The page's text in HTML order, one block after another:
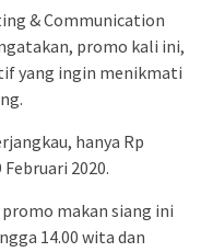
& Communication
promo kali ini,
yang ingin menikmati
hanya Rp
2020.
makan siang ini
14.00 wita dan